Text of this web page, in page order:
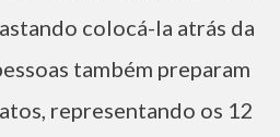
colocá-la atrás da
também preparam
representando os 12